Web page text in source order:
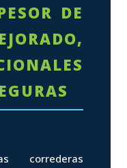
DE
correderas